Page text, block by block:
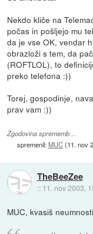
Nekdo kliče na
počas in pošljejo mu
da je vse OK, vendar
obrazloži s tem, da
(ROFTLOL), to
preko telefona :))
Torej, gospodinje,
prav vam :))
Zgodovina sprememb…
spremenil:MUC(11. nov
TheBeeZee
:: 11. nov 2003,
MUC, kvasiš